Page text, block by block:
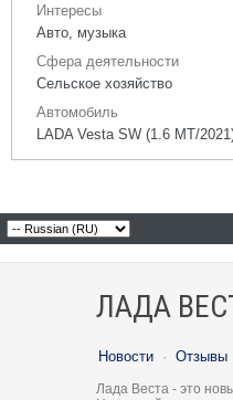
Интересы
Авто, музыка
Сфера деятельности
Сельское хозяйство
Автомобиль
LADA Vesta SW (1.6 МТ/
ЛАДА
Новости · Отзывы
Лада Веста - это